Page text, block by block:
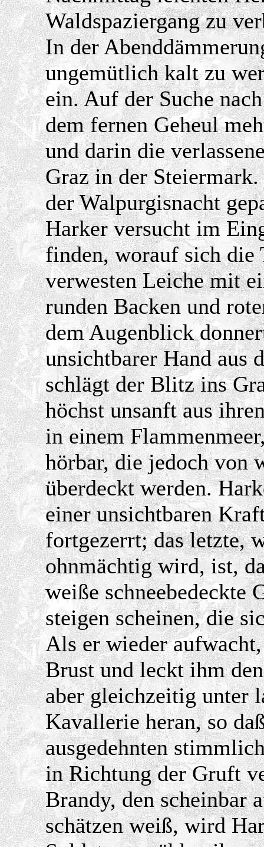
Waldspaziergang zu
In der
ungemütlich kalt zu
ein. Auf der Suche
dem fernen Geheul
und darin die
Graz in der
der Walpurgisnacht
Harker versucht im
finden, worauf sich die
verwesten Leiche mit
runden Backen und
dem Augenblick
unsichtbarer Hand aus
schlägt der Blitz ins
höchst unsanft aus
in einem
hörbar, die jedoch von
überdeckt werden.
einer unsichtbaren
fortgezerrt; das letzte,
ohnmächtig wird, ist,
weiße schneebedeckte
steigen scheinen, die
Als er wieder
Brust und leckt ihm
aber gleichzeitig unter
Kavallerie heran, so
ausgedehnten
in Richtung der Gruft
Brandy, den scheinbar
schätzen weiß, wird